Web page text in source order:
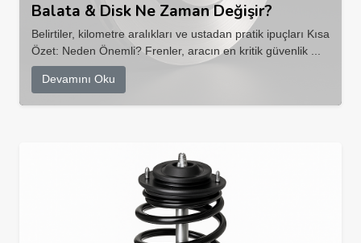
Balata & Disk Ne Zaman Değişir?
Belirtiler, kilometre aralıkları ve ustadan pratik ipuçları Kısa
Özet: Neden Önemli? Frenler, aracın en kritik güvenlik ...
Devamını Oku